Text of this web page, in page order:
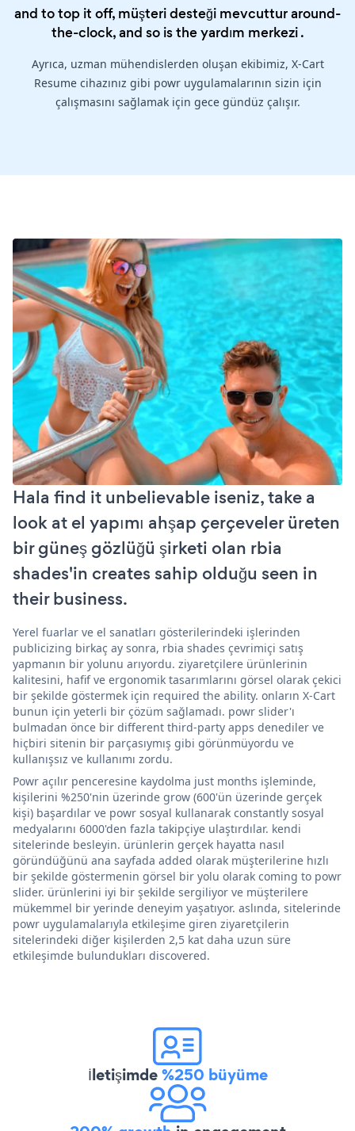
and to top it off, müşteri desteği mevcuttur around-
the-clock, and so is theyardım merkezi.
Ayrıca, uzman mühendislerden oluşan ekibimiz, X-Cart
Resume cihazınız gibi powr uygulamalarının sizin için
çalışmasını sağlamak için gece gündüz çalışır.
Hala find it unbelievable iseniz, take a
look at el yapımı ahşap çerçeveler üreten
bir güneş gözlüğü şirketi olan rbia
shades'in creates sahip olduğu seen in
their business.
Yerel fuarlar ve el sanatları gösterilerindeki işlerinden
publicizing birkaç ay sonra, rbia shades çevrimiçi satış
yapmanın bir yolunu arıyordu. ziyaretçilere ürünlerinin
kalitesini, hafif ve ergonomik tasarımlarını görsel olarak çekici
bir şekilde göstermek için required the ability. onların X-Cart
bunun için yeterli bir çözüm sağlamadı. powr slider'ı
bulmadan önce bir different third-party apps denediler ve
hiçbiri sitenin bir parçasıymış gibi görünmüyordu ve
kullanışsız ve kullanımı zordu.
Powr açılır penceresine kaydolma just months işleminde,
kişilerini %250'nin üzerinde grow (600'ün üzerinde gerçek
kişi) başardılar ve powr sosyal kullanarak constantly sosyal
medyalarını 6000'den fazla takipçiye ulaştırdılar. kendi
sitelerinde besleyin. ürünlerin gerçek hayatta nasıl
göründüğünü ana sayfada added olarak müşterilerine hızlı
bir şekilde göstermenin görsel bir yolu olarak coming to powr
slider. ürünlerini iyi bir şekilde sergiliyor ve müşterilere
mükemmel bir yerinde deneyim yaşatıyor. aslında, sitelerinde
powr uygulamalarıyla etkileşime giren ziyaretçilerin
sitelerindeki diğer kişilerden 2,5 kat daha uzun süre
etkileşimde bulundukları discovered.
İletişimde%250 büyüme